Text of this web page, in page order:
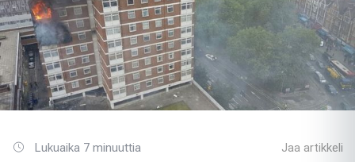
Lukuaika 7 minuuttia Jaa artikkeli